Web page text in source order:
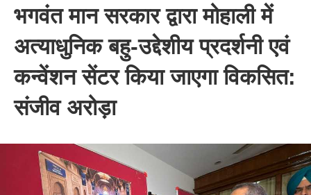
भगवंत मान सरकार द्वारा मोहाली में
अत्याधुनिक बहु-उद्देशीय प्रदर्शनी एवं
कन्वेंशन सेंटर किया जाएगा विकसित:
संजीव अरोड़ा